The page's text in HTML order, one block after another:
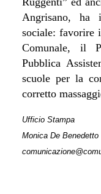
Angrisano, ha
sociale: favorire
Comunale, il
Pubblica
scuole per la
corretto
Ufficio Stampa
Monica De Benedetto